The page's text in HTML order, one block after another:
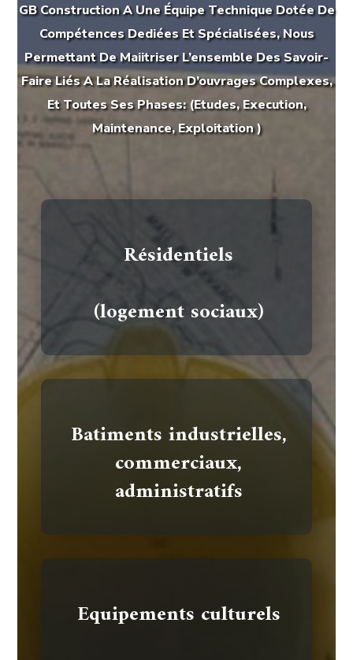
GB Construction A Une Équipe Technique Dotée De
Compétences Dediées Et Spécialisées, Nous
Permettant De Maiitriser L’ensemble Des Savoir-
Faire Liés A La Réalisation D’ouvrages Complexes,
Et Toutes Ses Phases: (Etudes, Execution,
Maintenance, Exploitation )
Résidentiels
(logement sociaux)
Batiments industrielles,
commerciaux,
administratifs
Equipements culturels